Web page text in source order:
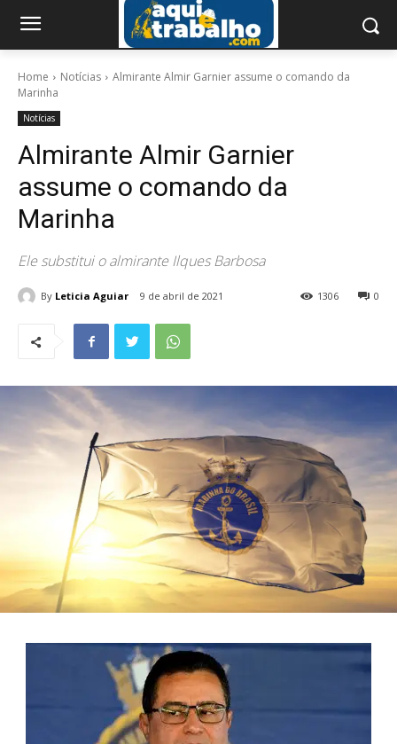
Home Notícias
Almirante Almir Garnier assume o comando da
Marinha
Notícias
Almirante Almir Garnier
assume o comando da
Marinha
Ele substitui o almirante Ilques Barbosa
By Leticia Aguiar 9 de abril de 2021 0
1306